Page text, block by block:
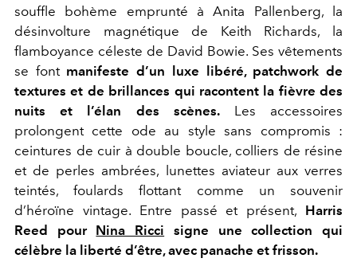
souffle bohème emprunté à Anita Pallenberg, la
désinvolture magnétique de Keith Richards, la
flamboyance céleste de David Bowie. Ses vêtements
se font manifeste d’un luxe libéré, patchwork de
textures et de brillances qui racontent la fièvre des
nuits et l’élan des scènes.Les accessoires
prolongent cette ode au style sans compromis :
ceintures de cuir à double boucle, colliers de résine
et de perles ambrées, lunettes aviateur aux verres
teintés, foulards flottant comme un souvenir
d’héroïne vintage. Entre passé et présent, Harris
Reed pour Nina Ricci signe une collection qui
célèbre la liberté d’être, avec panache et frisson.